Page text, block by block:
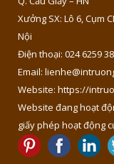
Xưởng SX: Lô 6, Cụm
Nội
Điện thoại: 024 6259
Email:
Website: https://
Website đang hoạt
giấy phép hoạt động